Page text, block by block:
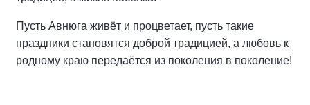
Пусть Авнюга живёт и процветает, пусть такие
праздники становятся доброй традицией, а любовь к
родному краю передаётся из поколения в поколение!